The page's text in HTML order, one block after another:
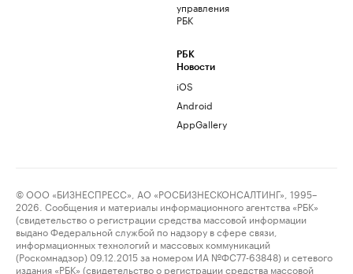
управления
РБК
РБК
Новости
iOS
Android
AppGallery
© ООО «БИЗНЕСПРЕСС», АО «РОСБИЗНЕСКОНСАЛТИНГ», 1995–
2026. Сообщения и материалы информационного агентства «РБК»
(свидетельство о регистрации средства массовой информации
выдано Федеральной службой по надзору в сфере связи,
информационных технологий и массовых коммуникаций
(Роскомнадзор) 09.12.2015 за номером ИА №ФС77-63848) и сетевого
издания «РБК» (свидетельство о регистрации средства массовой